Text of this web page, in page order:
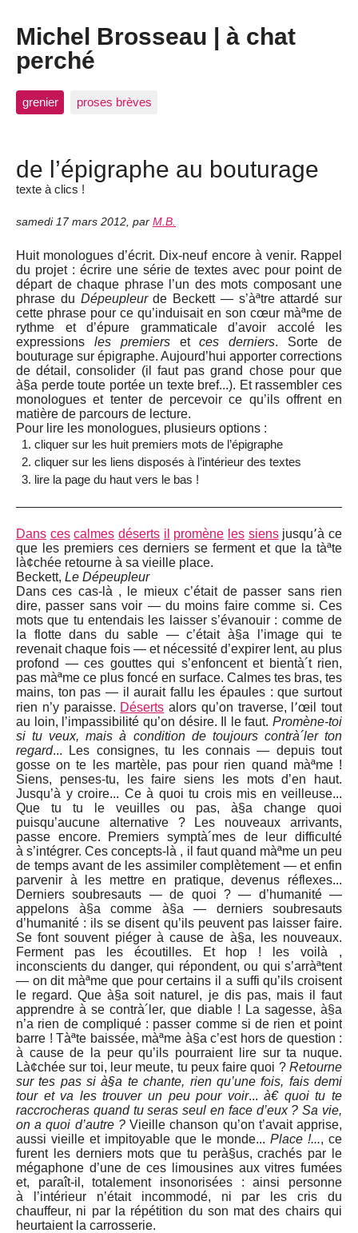
Michel Brosseau | à chat
perché
grenier proses brèves
de l’épigraphe au bouturage
texte à clics !
samedi 17 mars 2012, par M.B.
Huit monologues d’écrit. Dix-neuf encore à venir. Rappel
du projet : écrire une série de textes avec pour point de
départ de chaque phrase l’un des mots composant une
phrase du Dépeupleurde Beckett — s’àªtre attardé sur
cette phrase pour ce qu’induisait en son cœur màªme de
rythme et d’épure grammaticale d’avoir accolé les
expressions les premiersetces derniers. Sorte de
bouturage sur épigraphe. Aujourd’hui apporter corrections
de détail, consolider (il faut pas grand chose pour que
à§a perde toute portée un texte bref...). Et rassembler ces
monologues et tenter de percevoir ce qu’ils offrent en
matière de parcours de lecture.
Pour lire les monologues, plusieurs options :
cliquer sur les huit premiers mots de l’épigraphe
cliquer sur les liens disposés à l’intérieur des textes
lire la page du haut vers le bas !
Dans ces calmes déserts il promène les siensjusqu՚à ce
que les premiers ces derniers se ferment et que la tàªte
là¢chée retourne à sa vieille place.
Beckett, Le Dépeupleur
Dans ces cas-là , le mieux c’était de passer sans rien
dire, passer sans voir — du moins faire comme si. Ces
mots que tu entendais les laisser s’évanouir : comme de
la flotte dans du sable — c’était à§a l’image qui te
revenait chaque fois — et nécessité d’expirer lent, au plus
profond — ces gouttes qui s’enfoncent et bientà´t rien,
pas màªme ce plus foncé en surface. Calmes tes bras, tes
mains, ton pas — il aurait fallu les épaules : que surtout
rien n’y paraisse. Déserts alors qu’on traverse, l՚œil tout
au loin, l’impassibilité qu’on désire. Il le faut. Promène-toi
si tu veux, mais à condition de toujours contrà´ler ton
regard... Les consignes, tu les connais — depuis tout
gosse on te les martèle, pas pour rien quand màªme !
Siens, penses-tu, les faire siens les mots d’en haut.
Jusqu’à y croire... Ce à quoi tu crois mis en veilleuse...
Que tu tu le veuilles ou pas, à§a change quoi
puisqu’aucune alternative ? Les nouveaux arrivants,
passe encore. Premiers symptà´mes de leur difficulté
à s’intégrer. Ces concepts-là , il faut quand màªme un peu
de temps avant de les assimiler complètement — et enfin
parvenir à les mettre en pratique, devenus réflexes...
Derniers soubresauts — de quoi ? — d’humanité —
appelons à§a comme à§a — derniers soubresauts
d’humanité : ils se disent qu’ils peuvent pas laisser faire.
Se font souvent piéger à cause de à§a, les nouveaux.
Ferment pas les écoutilles. Et hop ! les voilà ,
inconscients du danger, qui répondent, ou qui s’arràªtent
— on dit màªme que pour certains il a suffi qu’ils croisent
le regard. Que à§a soit naturel, je dis pas, mais il faut
apprendre à se contrà´ler, que diable ! La sagesse, à§a
n’a rien de compliqué : passer comme si de rien et point
barre ! Tàªte baissée, màªme à§a c’est hors de question :
à cause de la peur qu’ils pourraient lire sur ta nuque.
Là¢chée sur toi, leur meute, tu peux faire quoi ? Retourne
sur tes pas si à§a te chante, rien qu’une fois, fais demi
tour et va les trouver un peu pour voir...à€ quoi tu te
raccrocheras quand tu seras seul en face d’eux ? Sa vie,
on a quoi d’autre ?Vieille chanson qu’on t’avait apprise,
aussi vieille et impitoyable que le monde... Place !..., ce
furent les derniers mots que tu perà§us, crachés par le
mégaphone d’une de ces limousines aux vitres fumées
et, paraît-il, totalement insonorisées : ainsi personne
à l’intérieur n’était incommodé, ni par les cris du
chauffeur, ni par la répétition du son mat des chairs qui
heurtaient la carrosserie.